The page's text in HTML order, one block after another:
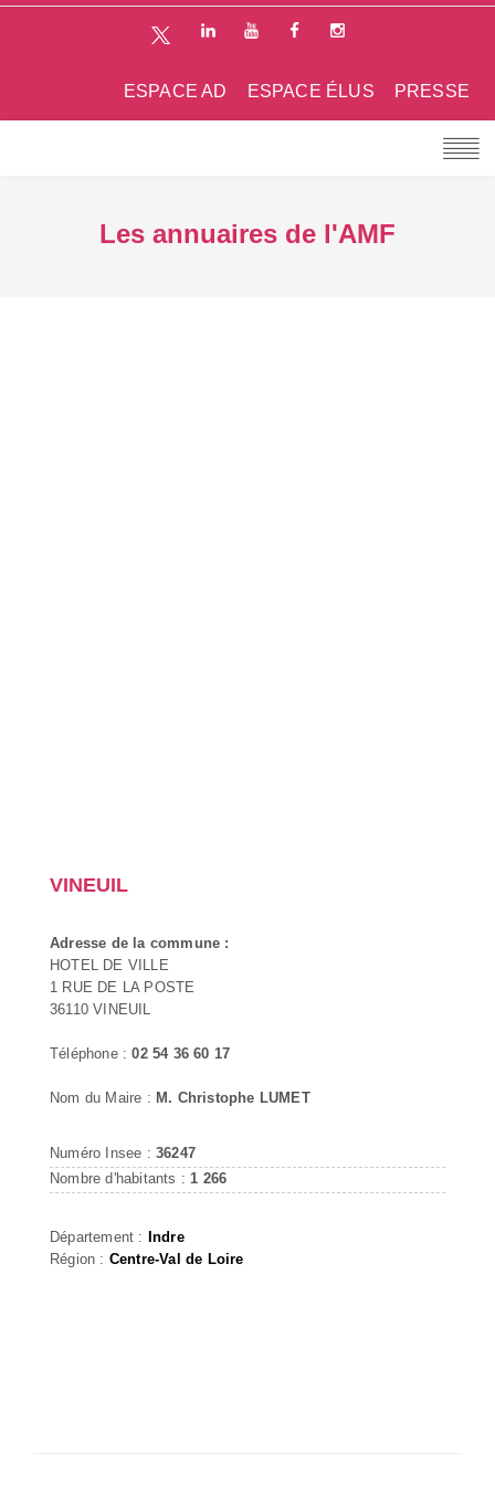
PRESSE
ESPACE ÉLUS
ESPACE AD
Les annuaires de l'AMF
VINEUIL
Adresse de la commune :
HOTEL DE VILLE
1 RUE DE LA POSTE
36110 VINEUIL
Téléphone :02 54 36 60 17
Nom du Maire : M. Christophe LUMET
Numéro Insee : 36247
Nombre d'habitants : 1 266
Département : Indre
Région : Centre-Val de Loire